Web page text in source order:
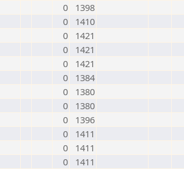
0
1398
0
1410
0
1421
0
1421
0
1421
0
1384
0
1380
0
1380
0
1396
0
1411
0
1411
0
1411